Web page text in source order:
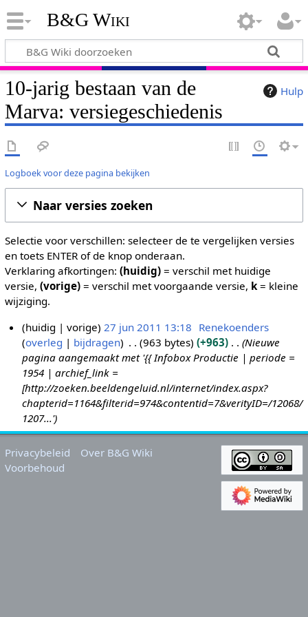
B&G Wiki
Hulp
10-jarig bestaan van de
Marva: versiegeschiedenis
Logboek voor deze pagina bekijken
Naar versies zoeken
Selectie voor verschillen: selecteer de te vergelijken versies
en toets ENTER of de knop onderaan.
Verklaring afkortingen: (huidig)= verschil met huidige
versie, (vorige)= verschil met voorgaande versie, k= kleine
wijziging.
0
1
1
huidig vorige 27 jun 2011 13:18 Renekoenders
overleg
bijdragen 963 bytes +963
Nieuwe
pagina aangemaakt met '{{ Infobox Productie | periode =
1954 | archief_link =
[http://zoeken.beeldengeluid.nl/internet/index.aspx?
chapterid=1164&filterid=974&contentid=7&verityID=/12068/
1207...'
Privacybeleid
Over B&G Wiki
Voorbehoud